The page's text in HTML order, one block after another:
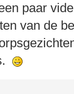
paar
van de